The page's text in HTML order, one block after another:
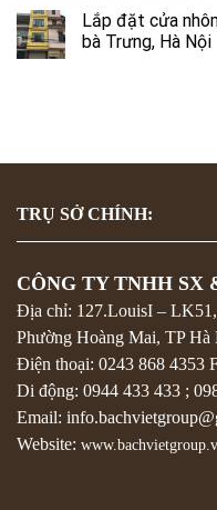
Lắp đặt cửa
bà Trưng, Hà Nội
TRỤ SỞ CHÍNH:
CÔNG TY TNHH
Địa chỉ: 127.LouisI –
Phường Hoàng Mai, TP
Điện thoại: 0243 868 4353
Di động: 0944 433 433 ;
Email:
Website: